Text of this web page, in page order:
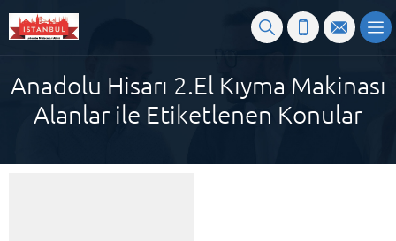
Anadolu Hisarı 2.El Kıyma Makinası
Alanlar ile Etiketlenen Konular